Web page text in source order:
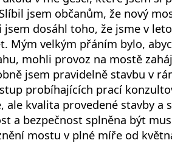
jsem občanům, že nový
jsem dosáhl toho, že jsme v
Mým velkým přáním bylo,
mohli provoz na mostě
jsem pravidelně stavbu v
probíhajících prací
ale kvalita provedené stavby a
a bezpečnost splněna být
mostu v plné míře od